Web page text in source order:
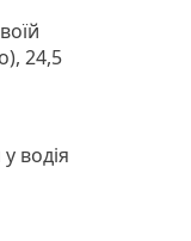
24,5
водія